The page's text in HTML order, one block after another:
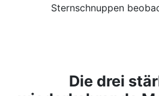
Sternschnuppen
Die drei